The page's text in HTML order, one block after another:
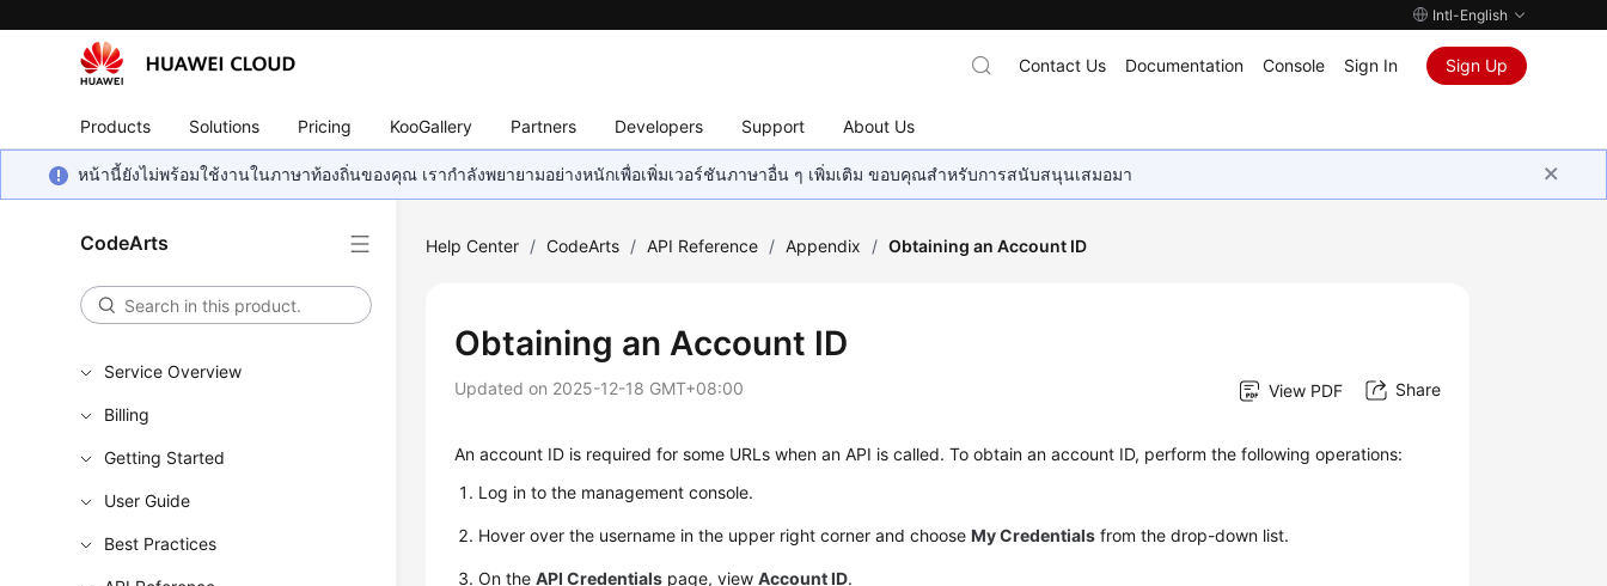
Intl-English
Products Solutions Pricing KooGallery Partners Developers Support About Us
Contact Us Documentation Console Sign In Sign Up
หน้านี้ยังไม่พร้อมใช้งานในภาษาท้องถิ่นของคุณ เรากำลังพยายามอย่างหนักเพื่อเพิ่มเวอร์ชันภาษาอื่น ๆ เพิ่มเติม ขอบคุณสำหรับการสนับสนุนเสมอมา
CodeArts
Service Overview
Billing
Getting Started
User Guide
Best Practices
Help Center / CodeArts / API Reference / Appendix / Obtaining an Account ID
Obtaining an Account ID
Updated on 2025-12-18 GMT+08:00 View PDF Share
An account ID is required for some URLs when an API is called. To obtain an account ID, perform the following operations:
Log in to the management console.
Hover over the username in the upper right corner and chooseMy Credentials from the drop-down list.
On theAPI Credentials page, viewAccount ID.